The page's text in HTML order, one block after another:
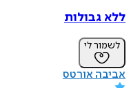
ללא גבולות
לשמור לי
אביבה אורטס